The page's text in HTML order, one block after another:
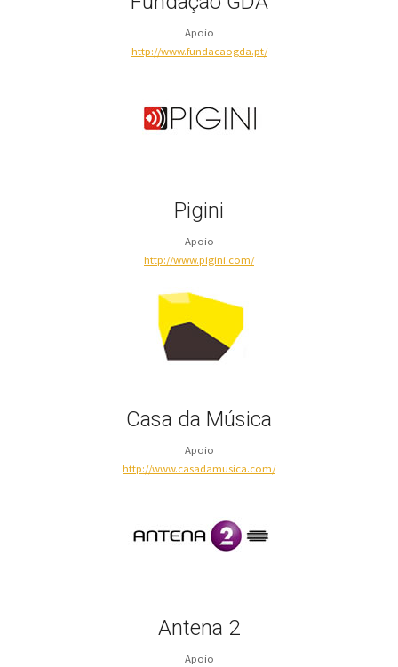
Apoio
http://www.fundacaogda.pt/
Pigini
Apoio
http://www.pigini.com/
Casa da Música
Apoio
http://www.casadamusica.com/
Antena 2
Apoio